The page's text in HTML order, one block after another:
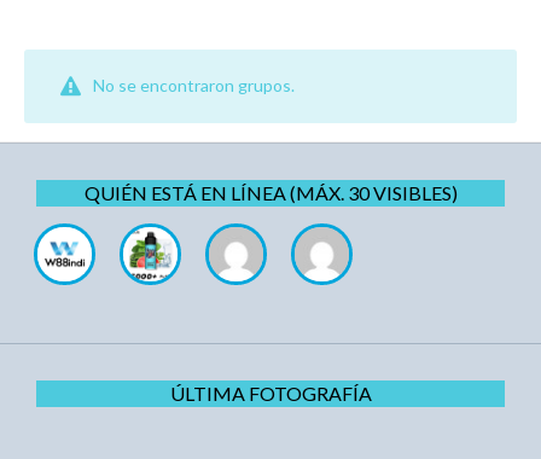
No se encontraron grupos.
QUIÉN ESTÁ EN LÍNEA (MÁX. 30 VISIBLES)
ÚLTIMA FOTOGRAFÍA